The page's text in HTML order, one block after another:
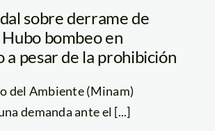
sobre derrame de
bombeo en
a pesar de la prohibición
del Ambiente (Minam)
demanda ante el [...]